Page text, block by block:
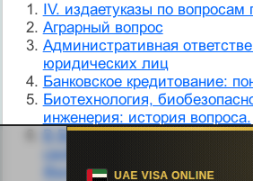
IV. издаетуказы по
Аграрный вопрос
Административная
юридических лиц
Банковское кредитование:
Биотехнология,
инженерия: история вопроса.
В Вопрос № 35 Гражданские
свободы человека и
Федерации: понятие,